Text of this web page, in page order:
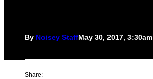
By Noisey StaffMay 30, 2017, 3:30am
Share: